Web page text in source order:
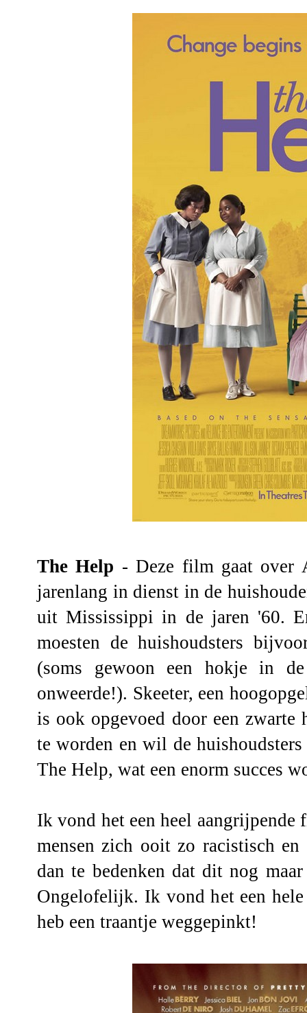
The Help - Deze film gaat over
jarenlang in dienst in de
uit Mississippi in de jaren '60.
moesten de huishoudsters
(soms gewoon een hokje in
onweerde!). Skeeter, een
is ook opgevoed door een
te worden en wil de
The Help, wat een enorm succes
Ik vond het een heel
mensen zich ooit zo racistisch en
dan te bedenken dat dit nog
Ongelofelijk. Ik vond het een
heb een traantje weggepinkt!